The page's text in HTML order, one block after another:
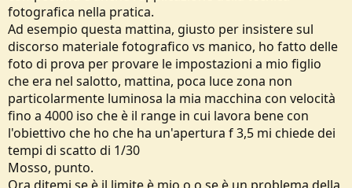
fotografica nella pratica.
Ad esempio questa mattina, giusto per insistere sul
discorso materiale fotografico vs manico, ho fatto delle
foto di prova per provare le impostazioni a mio figlio
che era nel salotto, mattina, poca luce zona non
particolarmente luminosa la mia macchina con velocità
fino a 4000 iso che è il range in cui lavora bene con
l'obiettivo che ho che ha un'apertura f 3,5 mi chiede dei
tempi di scatto di 1/30
Mosso, punto.